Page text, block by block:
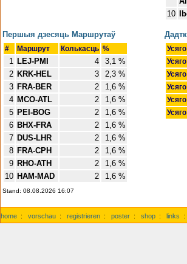
10
Першыя дзесяць Маршрутаў
# Маршрут Колькасць %
1 LEJ-PMI 4
3,1 %
2 KRK-HEL 3
2,3 %
3 FRA-BER 2
1,6 %
4 MCO-ATL 2
1,6 %
5 PEI-BOG 2
1,6 %
6 BHX-FRA 2
1,6 %
7 DUS-LHR 2
1,6 %
8 FRA-CPH 2
1,6 %
9 RHO-ATH 2
1,6 %
10 HAM-MAD 2 1,6 %
Stand: 08.08.2026 16:07
home : vorschau : registrieren : poster : shop : links :